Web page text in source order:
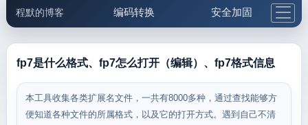
程默的博客 编码转换 安全加固
邮件工具 生活便民 更多工具
5.1支付宝大红包
fp7是什么格式、fp7怎么打开（编辑）、fp7格式信息
本工具收集各类扩展名文件，一共有8000多种，通过查找能够方
便知道各种文件的所属格式，以及它的打开方式。遇到自己不清